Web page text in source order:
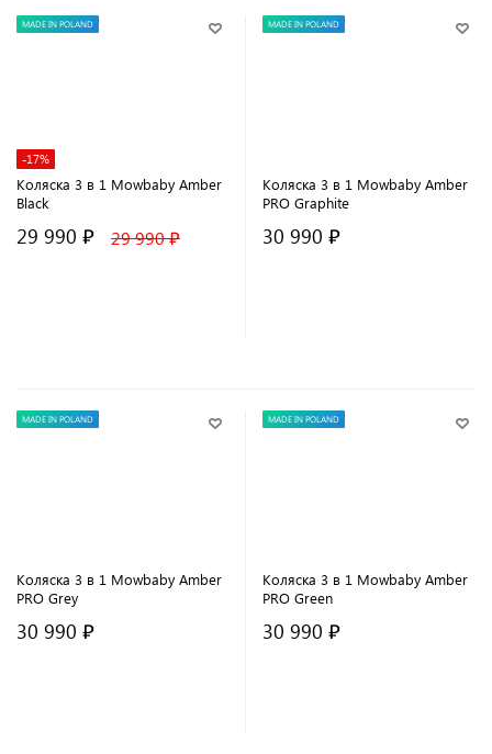
MADE IN POLAND
-17%
Коляска 3 в 1 Mowbaby Amber
Black
29 990 ₽ 29 990 ₽
MADE IN POLAND
Коляска 3 в 1 Mowbaby Amber
PRO Graphite
30 990 ₽
MADE IN POLAND
Коляска 3 в 1 Mowbaby Amber
PRO Grey
30 990 ₽
MADE IN POLAND
Коляска 3 в 1 Mowbaby Amber
PRO Green
30 990 ₽